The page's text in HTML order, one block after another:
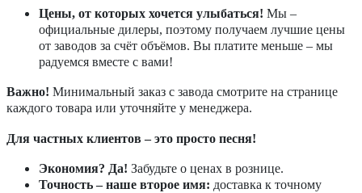
Цены, от которых хочется улыбаться! Мы –
официальные дилеры, поэтому получаем лучшие цены
от заводов за счёт объёмов. Вы платите меньше – мы
радуемся вместе с вами!
Важно! Минимальный заказ с завода смотрите на странице
каждого товара или уточняйте у менеджера.
Для частных клиентов – это просто песня!
Экономия? Да! Забудьте о ценах в рознице.
Точность – наше второе имя: доставка к точному